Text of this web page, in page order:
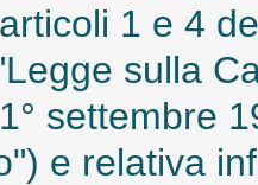
1 e 4
sulla
settembre
e relativa